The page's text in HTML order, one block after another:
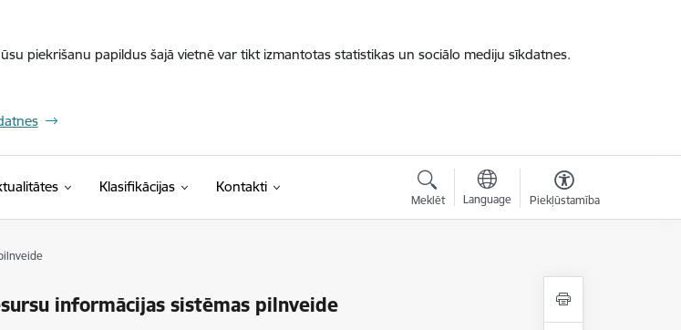
piekrišanu papildus šajā vietnē var tikt izmantotas statistikas un sociālo mediju sīkdatnes.
Klasifikācijas(Ārējā saite)
Kontakti
Meklēt Language Piekļūstamība
informācijas sistēmas pilnveide